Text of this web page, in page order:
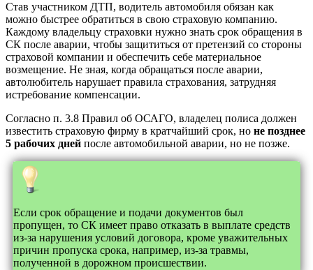
Став участником ДТП, водитель автомобиля обязан как
можно быстрее обратиться в свою страховую компанию.
Каждому владельцу страховки нужно знать срок обращения в
СК после аварии, чтобы защититься от претензий со стороны
страховой компании и обеспечить себе материальное
возмещение. Не зная, когда обращаться после аварии,
автолюбитель нарушает правила страхования, затрудняя
истребование компенсации.
Согласно п. 3.8 Правил об ОСАГО, владелец полиса должен
известить страховую фирму в кратчайший срок, но не позднее
5 рабочих дней после автомобильной аварии, но не позже.
Если срок обращение и подачи документов был
пропущен, то СК имеет право отказать в выплате средств
из-за нарушения условий договора, кроме уважительных
причин пропуска срока, например, из-за травмы,
полученной в дорожном происшествии.